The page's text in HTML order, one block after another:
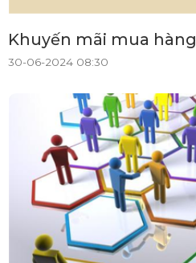
Khuyến mãi mua hàng
30-06-2024 08:30